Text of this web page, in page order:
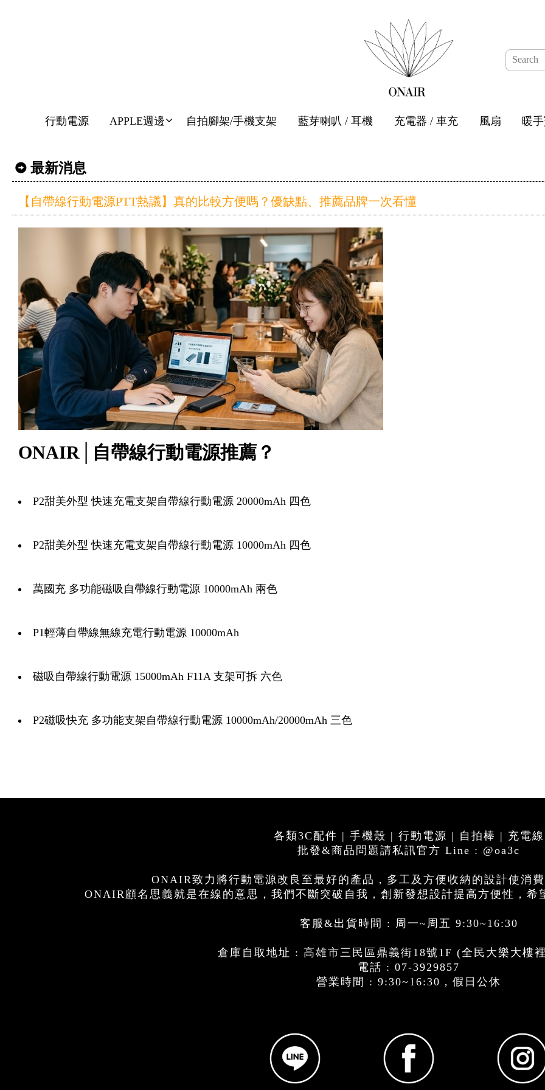
行動電源 APPLE週邊 自拍腳架/手機支架 藍芽喇叭 / 耳機 充電器 / 車充 風扇 暖
最新消息
【自帶線行動電源PTT熱議】真的比較方便嗎？優缺點、推薦品牌一次看懂
ONAIR│自帶線行動電源推薦？
P2甜美外型 快速充電支架自帶線行動電源 20000mAh 四色
P2甜美外型 快速充電支架自帶線行動電源 10000mAh 四色
萬國充 多功能磁吸自帶線行動電源 10000mAh 兩色
P1輕薄自帶線無線充電行動電源 10000mAh
磁吸自帶線行動電源 15000mAh F11A 支架可拆 六色
P2磁吸快充 多功能支架自帶線行動電源 10000mAh/20000mAh 三色
各類3C配件 | 手機殼 | 行動電源 | 自拍棒 | 充電線
批發&商品問題請私訊官方 Line : @oa3c
ONAIR致力將行動電源改良至最好的產品，多工及方便收納的設計使消
ONAIR顧名思義就是在線的意思，我們不斷突破自我，創新發想設計提高方便性，希
客服&出貨時間 : 周一~周五 9:30~16:30
倉庫自取地址 : 高雄市三民區鼎義街18號1F (全民大樂大樓
電話 : 07-3929857
營業時間 : 9:30~16:30，假日公休